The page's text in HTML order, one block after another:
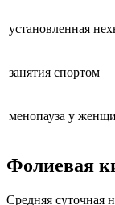
установленная
занятия спортом
менопауза у
Фолиевая
Средняя суточная